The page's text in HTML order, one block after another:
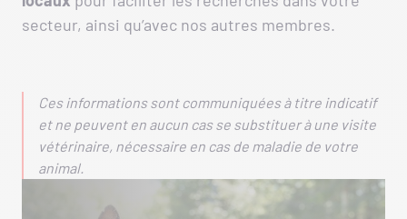
secteur, ainsi qu’avec nos autres membres.
Ces informations sont communiquées à titre indicatif
et ne peuvent en aucun cas se substituer à une visite
vétérinaire, nécessaire en cas de maladie de votre
animal.